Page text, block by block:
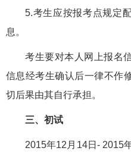
5.考生应按报考点规定
息。
考生要对本人网上报名
信息经考生确认后一律不作
切后果由其自行承担。
三、初试
2015年12月14日- 2015